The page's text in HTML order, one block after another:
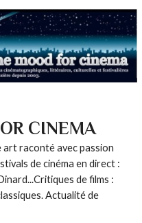
CINEMA
art raconté avec passion
de cinéma en direct :
de films :
Actualité de